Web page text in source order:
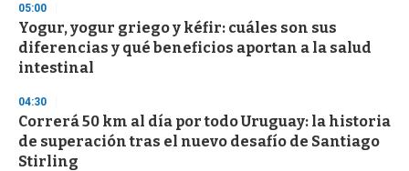
d
s
o
f
3
s
e
c
o
n
05:00
Yogur, yogur griego y kéfir: cuáles son sus
diferencias y qué beneficios aportan a la salud
intestinal
04:30
Correrá 50 km al día por todo Uruguay: la historia
de superación tras el nuevo desafío de Santiago
Stirling